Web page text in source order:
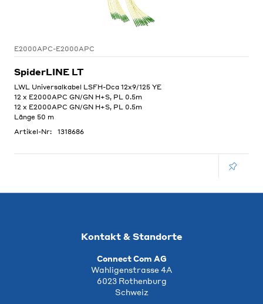
E2000APC-E2000APC
SpiderLINE LT
LWL Universalkabel LSFH-Dca 12x9/125 YE
12 x E2000APC GN/GN H+S, PL 0.5m
12 x E2000APC GN/GN H+S, PL 0.5m
Länge 50 m
Artikel-Nr:
1318686
Kontakt & Standorte
Connect Com AG
Wahligenstrasse 4A
6023 Rothenburg
Schweiz